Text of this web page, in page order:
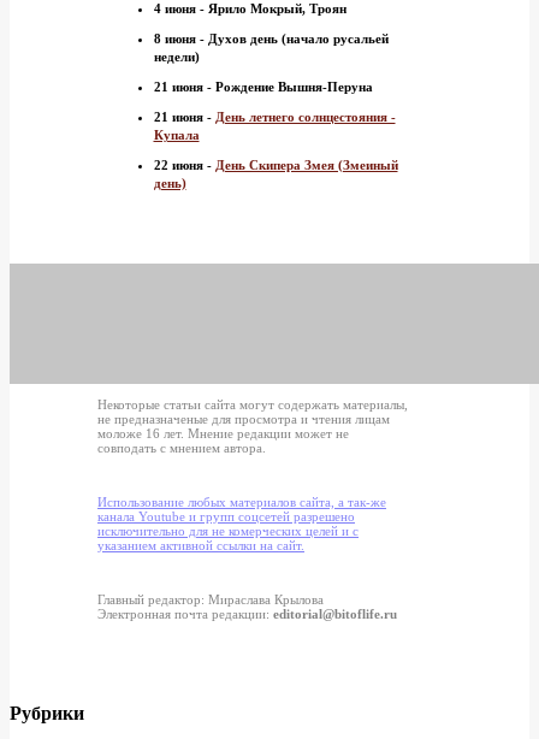
4 июня - Ярило Мокрый, Троян
8 июня - Духов день (начало русальей
недели)
21 июня - Рождение Вышня-Перуна
21 июня - День летнего солнцестояния -
Купала
22 июня - День Скипера Змея (Змеиный
день)
Некоторые статьи сайта могут содержать материалы,
не предназначеные для просмотра и чтения лицам
моложе 16 лет. Мнение редакции может не
совподать с мнением автора.
Использование любых материалов сайта, а так-же
канала Youtube и групп соцсетей разрешено
исключительно для не комерческих целей и с
указанием активной ссылки на сайт.
Главный редактор: Мираслава Крылова
Электронная почта редакции: editorial@bitoflife.ru
Рубрики